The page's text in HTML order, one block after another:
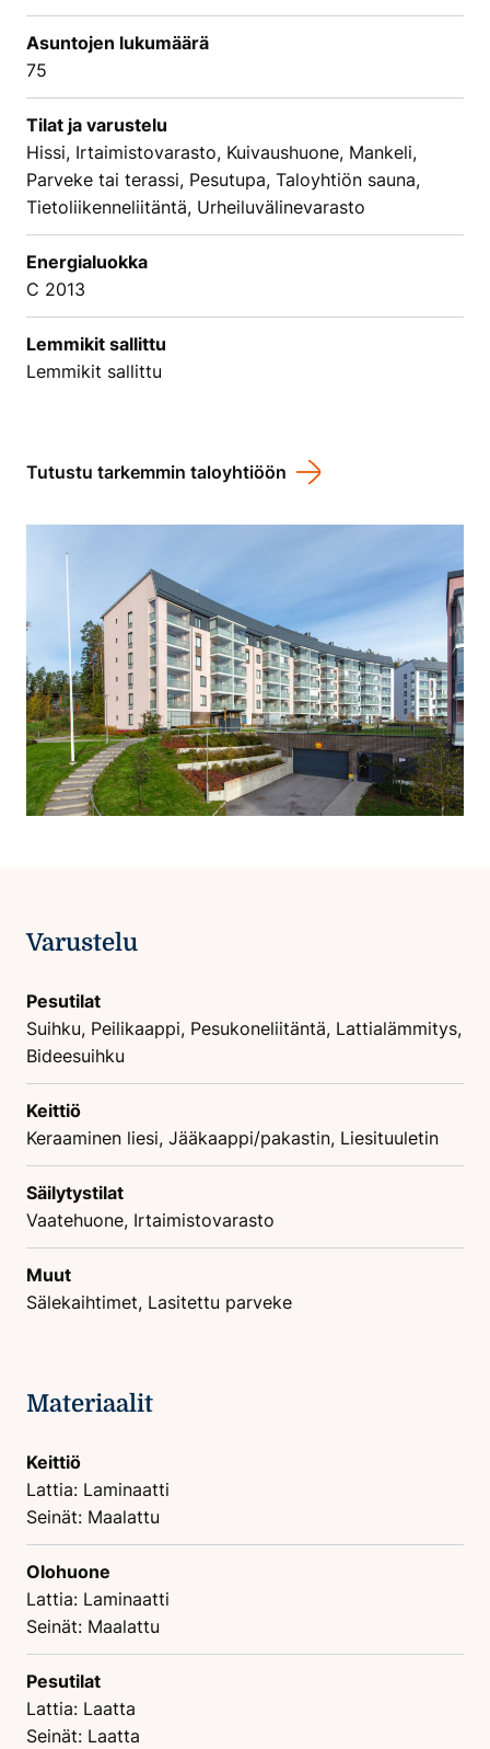
Asuntojen lukumäärä
75
Tilat ja varustelu
Hissi, Irtaimistovarasto, Kuivaushuone, Mankeli,
Parveke tai terassi, Pesutupa, Taloyhtiön sauna,
Tietoliikenneliitäntä, Urheiluvälinevarasto
Energialuokka
C 2013
Lemmikit sallittu
Lemmikit sallittu
Tutustu tarkemmin taloyhtiöön
Varustelu
Pesutilat
Suihku, Peilikaappi, Pesukoneliitäntä, Lattialämmitys,
Bideesuihku
Keittiö
Keraaminen liesi, Jääkaappi/pakastin, Liesituuletin
Säilytystilat
Vaatehuone, Irtaimistovarasto
Muut
Sälekaihtimet, Lasitettu parveke
Materiaalit
Keittiö
Lattia: Laminaatti
Seinät: Maalattu
Olohuone
Lattia: Laminaatti
Seinät: Maalattu
Pesutilat
Lattia: Laatta
Seinät: Laatta